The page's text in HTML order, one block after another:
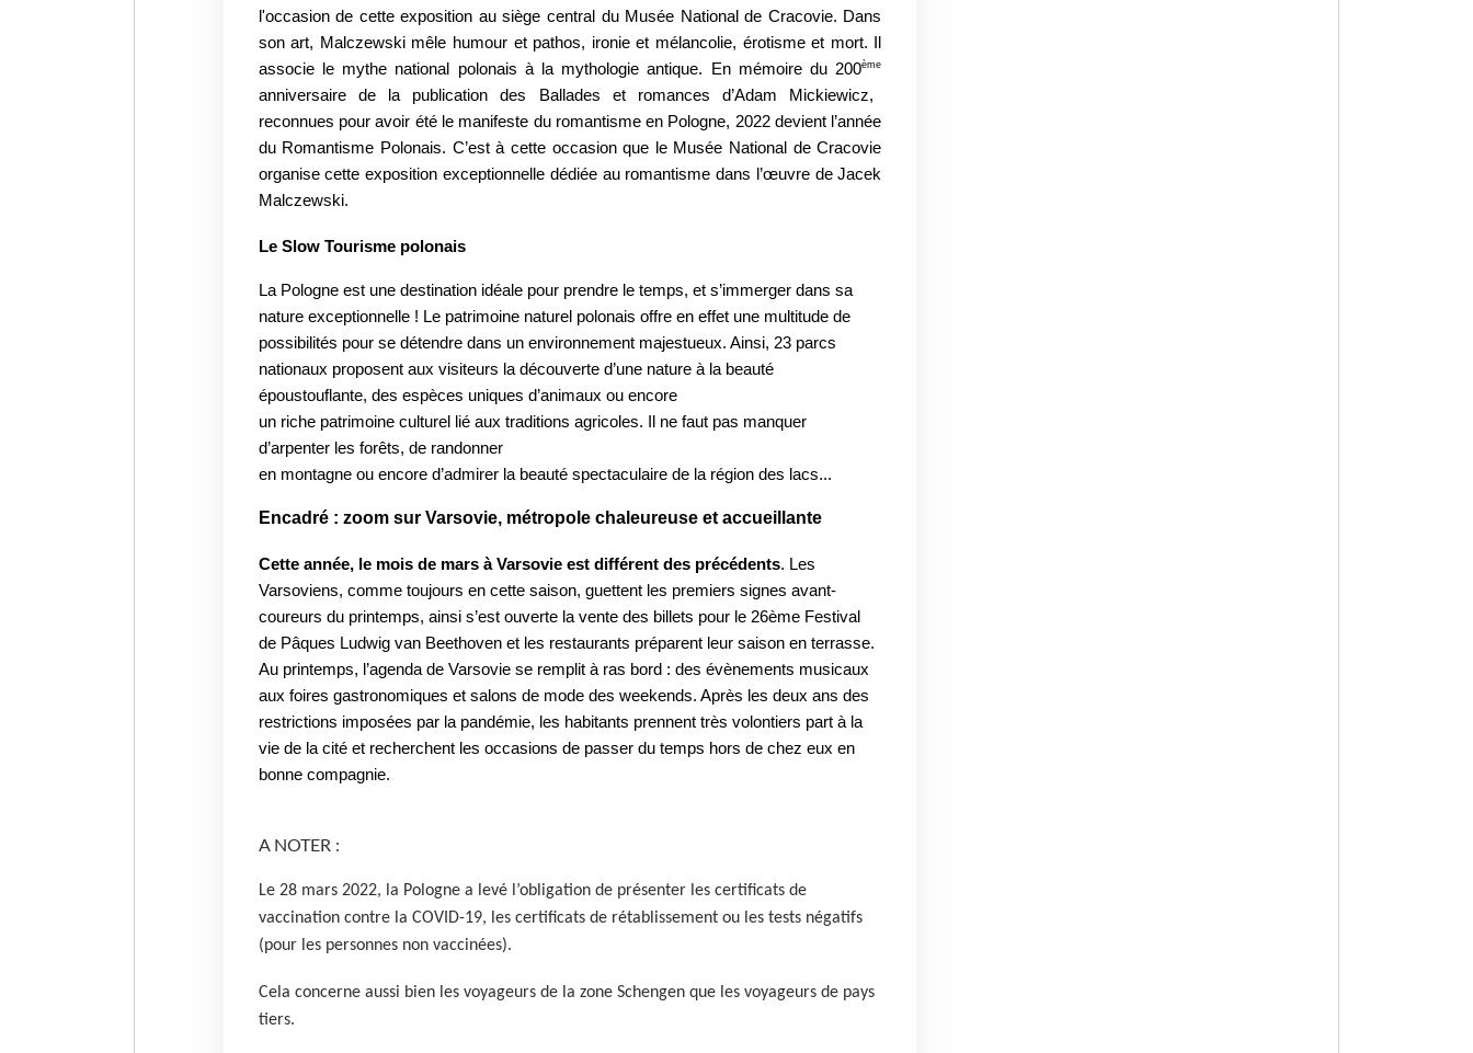
l'occasion de cette exposition au siège central du Musée National de Cracovie. Dans
son art, Malczewski mêle humour et pathos, ironie et mélancolie, érotisme et mort. Il
associe le mythe national polonais à la mythologie antique. En mémoire du 200ème
anniversaire de la publication des Ballades et romances d’Adam Mickiewicz,
reconnues pour avoir été le manifeste du romantisme en Pologne, 2022 devient l’année
du Romantisme Polonais. C’est à cette occasion que le Musée National de Cracovie
organise cette exposition exceptionnelle dédiée au romantisme dans l’œuvre de Jacek
Malczewski.
Le Slow Tourisme polonais
La Pologne est une destination idéale pour prendre le temps, et s’immerger dans sa
nature exceptionnelle ! Le patrimoine naturel polonais offre en effet une multitude de
possibilités pour se détendre dans un environnement majestueux. Ainsi, 23 parcs
nationaux proposent aux visiteurs la découverte d’une nature à la beauté
époustouflante, des espèces uniques d’animaux ou encore
un riche patrimoine culturel lié aux traditions agricoles. Il ne faut pas manquer
d’arpenter les forêts, de randonner
en montagne ou encore d’admirer la beauté spectaculaire de la région des lacs...
Encadré : zoom sur Varsovie, métropole chaleureuse et accueillante
Cette année, le mois de mars à Varsovie est différent des précédents. Les
Varsoviens, comme toujours en cette saison, guettent les premiers signes avant-
coureurs du printemps, ainsi s’est ouverte la vente des billets pour le 26ème Festival
de Pâques Ludwig van Beethoven et les restaurants préparent leur saison en terrasse.
Au printemps, l’agenda de Varsovie se remplit à ras bord : des évènements musicaux
aux foires gastronomiques et salons de mode des weekends. Après les deux ans des
restrictions imposées par la pandémie, les habitants prennent très volontiers part à la
vie de la cité et recherchent les occasions de passer du temps hors de chez eux en
bonne compagnie.
A NOTER :
Le 28 mars 2022, la Pologne a levé l’obligation de présenter les certificats de
vaccination contre la COVID-19, les certificats de rétablissement ou les tests négatifs
(pour les personnes non vaccinées).
Cela concerne aussi bien les voyageurs de la zone Schengen que les voyageurs de pays
tiers.